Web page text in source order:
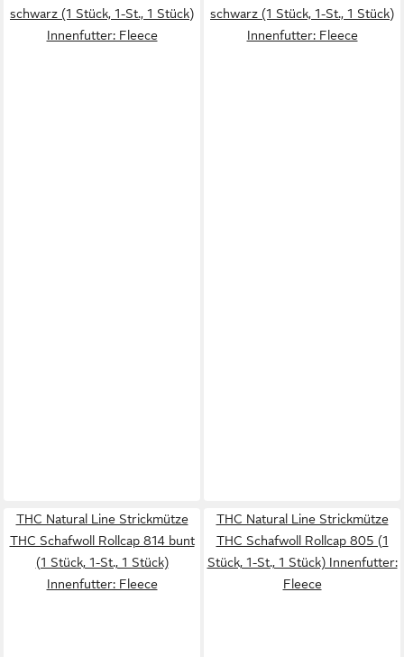
schwarz (1 Stück, 1-St., 1 Stück)
Innenfutter: Fleece
schwarz (1 Stück, 1-St., 1 Stück)
Innenfutter: Fleece
THC Natural Line Strickmütze
THC Schafwoll Rollcap 814 bunt
(1 Stück, 1-St., 1 Stück)
Innenfutter: Fleece
THC Natural Line Strickmütze
THC Schafwoll Rollcap 805 (1
Stück, 1-St., 1 Stück) Innenfutter:
Fleece